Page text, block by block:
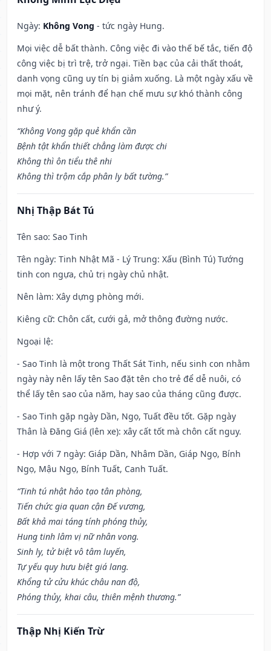
Ngày: Không Vong - tức ngày Hung.
Mọi việc dễ bất thành. Công việc đi vào thế bế tắc, tiến độ
công việc bị trì trệ, trở ngại. Tiền bạc của cải thất thoát,
danh vọng cũng uy tín bị giảm xuống. Là một ngày xấu về
mọi mặt, nên tránh để hạn chế mưu sự khó thành công
như ý.
“Không Vong gặp quẻ khẩn cần
Bệnh tật khẩn thiết chẳng làm được chi
Không thì ôn tiểu thê nhi
Không thì trộm cắp phân ly bất tường.”
Nhị Thập Bát Tú
Tên sao: Sao Tinh
Tên ngày: Tinh Nhật Mã - Lý Trung: Xấu (Bình Tú) Tướng
tinh con ngựa, chủ trị ngày chủ nhật.
Nên làm: Xây dựng phòng mới.
Kiêng cữ: Chôn cất, cưới gả, mở thông đường nước.
Ngoại lệ:
- Sao Tinh là một trong Thất Sát Tinh, nếu sinh con nhằm
ngày này nên lấy tên Sao đặt tên cho trẻ để dễ nuôi, có
thể lấy tên sao của năm, hay sao của tháng cũng được.
- Sao Tinh gặp ngày Dần, Ngọ, Tuất đều tốt. Gặp ngày
Thân là Đăng Giá (lên xe): xây cất tốt mà chôn cất nguy.
- Hợp với 7 ngày: Giáp Dần, Nhâm Dần, Giáp Ngọ, Bính
Ngọ, Mậu Ngọ, Bính Tuất, Canh Tuất.
“Tinh tú nhật hảo tạo tân phòng,
Tiến chức gia quan cận Đế vương,
Bất khả mai táng tính phóng thủy,
Hung tinh lâm vị nữ nhân vong.
Sinh ly, tử biệt vô tâm luyến,
Tự yếu quy hưu biệt giá lang.
Khổng tử cửu khúc châu nan độ,
Phóng thủy, khai câu, thiên mệnh thương.”
Thập Nhị Kiến Trừ